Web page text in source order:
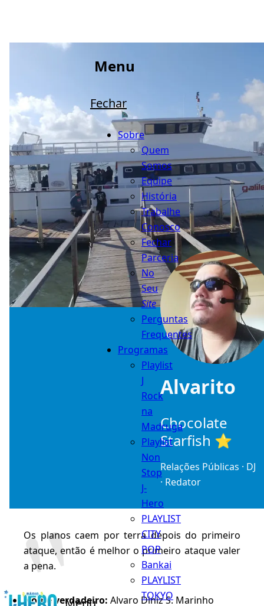
Menu
Fechar
Sobre
Quem
Somos
Equipe
História
Trabalhe
Conosco
Fechar
Parceria
No
Seu
Site
Perguntas
Frequentes
Programas
Playlist
J
Rock
na
Madruga
Playlist
Non
Stop
J-
Hero
PLAYLIST
CITY
POP
Bankai
PLAYLIST
TOKYO
Alvarito
Chocolate
Starfish ⭐
Relações Públicas · DJ
· Redator
Os planos caem por terra depois do primeiro
ataque, então é melhor o primeiro ataque valer
a pena.
Nome verdadeiro: Alvaro Diniz S. Marinho